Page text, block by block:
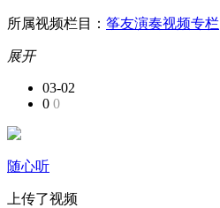
所属视频栏目： 筝友演奏视频专栏
展开
03-02
0 0
随心听
上传了视频